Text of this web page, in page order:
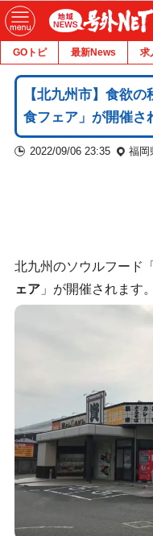
GOトピ 最新News 求
【北九州市】食欲
食フェア」が開催さ
2022/09/06 23:35 福岡
北九州のソウルフード
ェア」が開催されます。